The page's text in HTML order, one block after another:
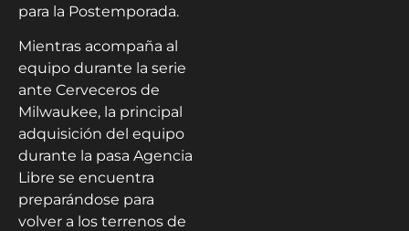
para la Postemporada.
Mientras acompaña al
equipo durante la serie
ante Cerveceros de
Milwaukee, la principal
adquisición del equipo
durante la pasa Agencia
Libre se encuentra
preparándose para
volver a los terrenos de